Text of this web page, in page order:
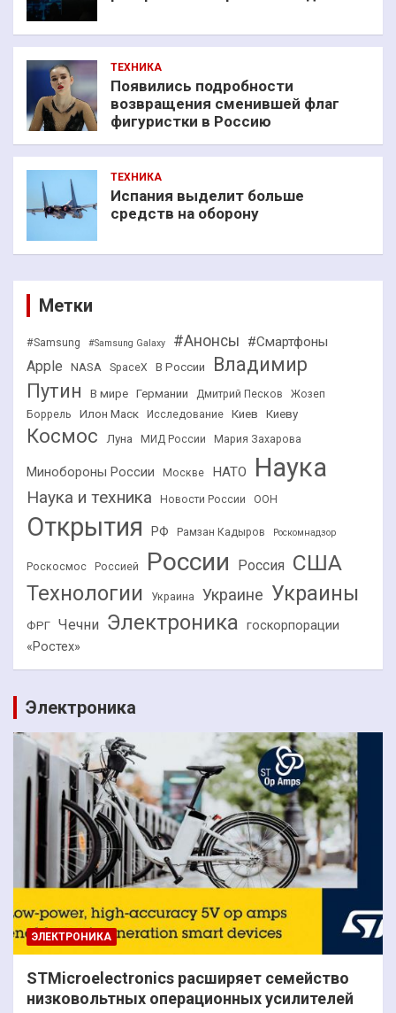
ТЕХНИКА
Появились подробности
возвращения сменившей флаг
фигуристки в Россию
ТЕХНИКА
Испания выделит больше
средств на оборону
Метки
#Samsung #Samsung Galaxy #Анонсы #Смартфоны
Apple NASA SpaceX В России
Владимир
Путин
В мире Германии Дмитрий Песков
Жозеп
Боррель
Илон Маск Исследование Киев Киеву
Космос Луна МИД России Мария Захарова
Минобороны России Москве НАТО Наука
Наука и техника Новости России ООН
Открытия РФ Рамзан Кадыров Роскомнадзор
Роскосмос Россией России Россия США
Технологии Украина Украине Украины
ФРГ Чечни Электроника госкорпорации
«Ростех»
Электроника
ЭЛЕКТРОНИКА
STMicroelectronics расширяет семейство
низковольтных операционных усилителей